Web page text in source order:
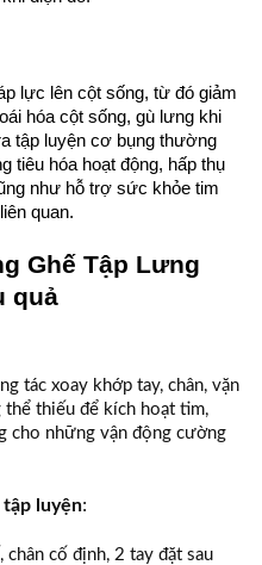
lực lên cột sống, từ đó giảm
hóa cột sống, gù lưng khi
tập luyện cơ bụng thường
tiêu hóa hoạt động, hấp thụ
như hỗ trợ sức khỏe tim
quan.
Ghế Tập Lưng
quả
tác xoay khớp tay, chân, vặn
thiếu để kích hoạt tim,
cho những vận động cường
luyện:
cố định, 2 tay đặt sau